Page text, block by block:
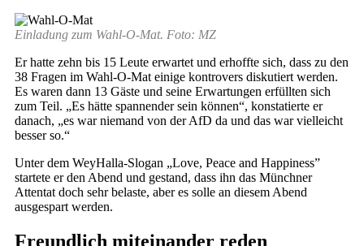
Einladung zum Wahl-O-Mat. Foto: MZ
Er hatte zehn bis 15 Leute erwartet und erhoffte sich, dass zu den
38 Fragen im Wahl-O-Mat einige kontrovers diskutiert werden.
Es waren dann 13 Gäste und seine Erwartungen erfüllten sich
zum Teil. „Es hätte spannender sein können“, konstatierte er
danach, „es war niemand von der AfD da und das war vielleicht
besser so.“
Unter dem WeyHalla-Slogan „Love, Peace and Happiness”
startete er den Abend und gestand, dass ihn das Münchner
Attentat doch sehr belaste, aber es solle an diesem Abend
ausgespart werden.
Freundlich miteinander reden